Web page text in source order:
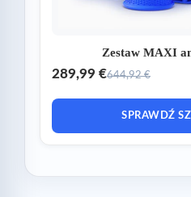
Zestaw MAXI
289,99 €644,92 €
SPRAWDŹ